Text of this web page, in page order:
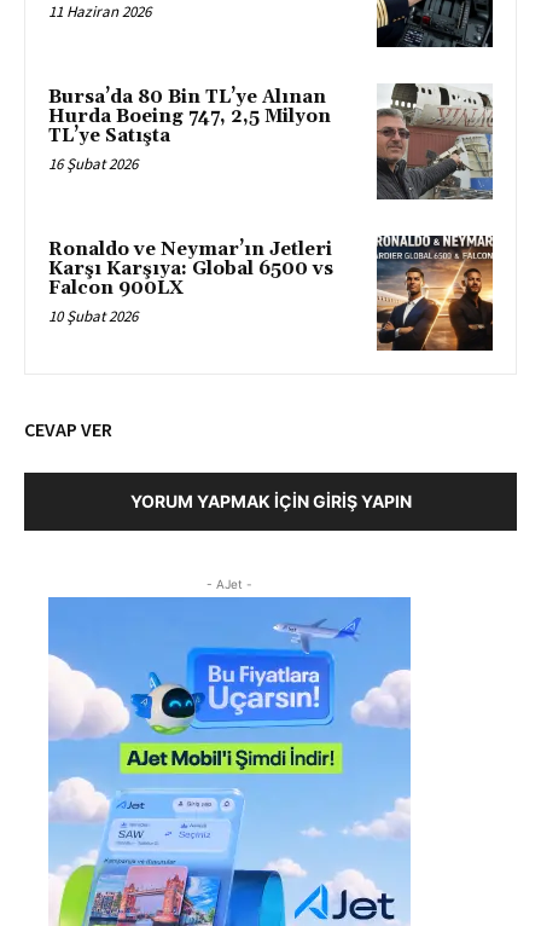
11 Haziran 2026
Bursa’da 80 Bin TL’ye Alınan
Hurda Boeing 747, 2,5 Milyon
TL’ye Satışta
16 Şubat 2026
Ronaldo ve Neymar’ın Jetleri
Karşı Karşıya: Global 6500 vs
Falcon 900LX
10 Şubat 2026
CEVAP VER
YORUM YAPMAK İÇIN GIRIŞ YAPIN
- AJet -